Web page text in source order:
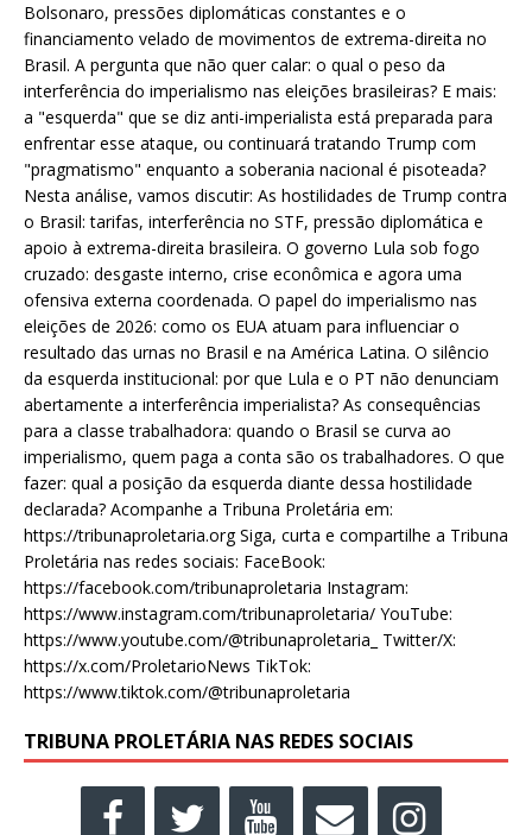
Bolsonaro, pressões diplomáticas constantes e o
financiamento velado de movimentos de extrema-direita no
Brasil. A pergunta que não quer calar: o qual o peso da
interferência do imperialismo nas eleições brasileiras? E mais:
a "esquerda" que se diz anti-imperialista está preparada para
enfrentar esse ataque, ou continuará tratando Trump com
"pragmatismo" enquanto a soberania nacional é pisoteada?
Nesta análise, vamos discutir: As hostilidades de Trump contra
o Brasil: tarifas, interferência no STF, pressão diplomática e
apoio à extrema-direita brasileira. O governo Lula sob fogo
cruzado: desgaste interno, crise econômica e agora uma
ofensiva externa coordenada. O papel do imperialismo nas
eleições de 2026: como os EUA atuam para influenciar o
resultado das urnas no Brasil e na América Latina. O silêncio
da esquerda institucional: por que Lula e o PT não denunciam
abertamente a interferência imperialista? As consequências
para a classe trabalhadora: quando o Brasil se curva ao
imperialismo, quem paga a conta são os trabalhadores. O que
fazer: qual a posição da esquerda diante dessa hostilidade
declarada? Acompanhe a Tribuna Proletária em:
https://tribunaproletaria.org Siga, curta e compartilhe a Tribuna
Proletária nas redes sociais: FaceBook:
https://facebook.com/tribunaproletaria Instagram:
https://www.instagram.com/tribunaproletaria/ YouTube:
https://www.youtube.com/@tribunaproletaria_ Twitter/X:
https://x.com/ProletarioNews TikTok:
https://www.tiktok.com/@tribunaproletaria
TRIBUNA PROLETÁRIA NAS REDES SOCIAIS